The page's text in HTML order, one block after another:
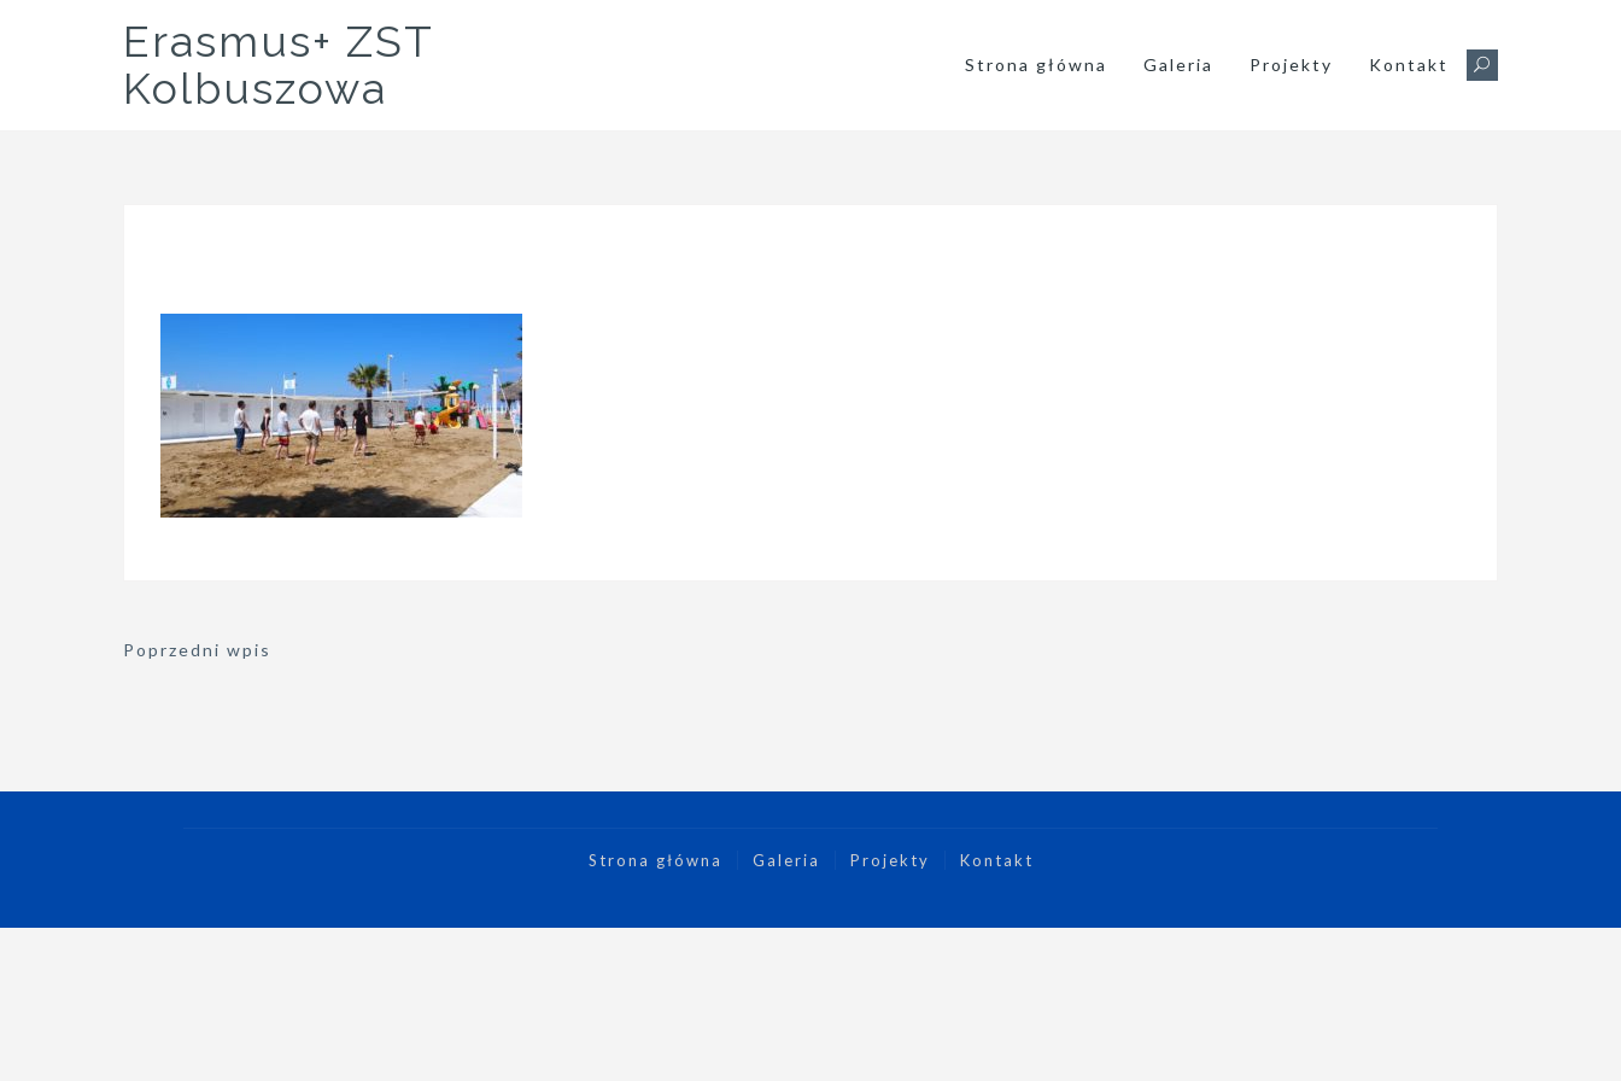
Erasmus+ ZST
Kolbuszowa
Strona główna Galeria Projekty Kontakt
Nawigacja
Poprzedni wpis
Strona główna Galeria Projekty Kontakt